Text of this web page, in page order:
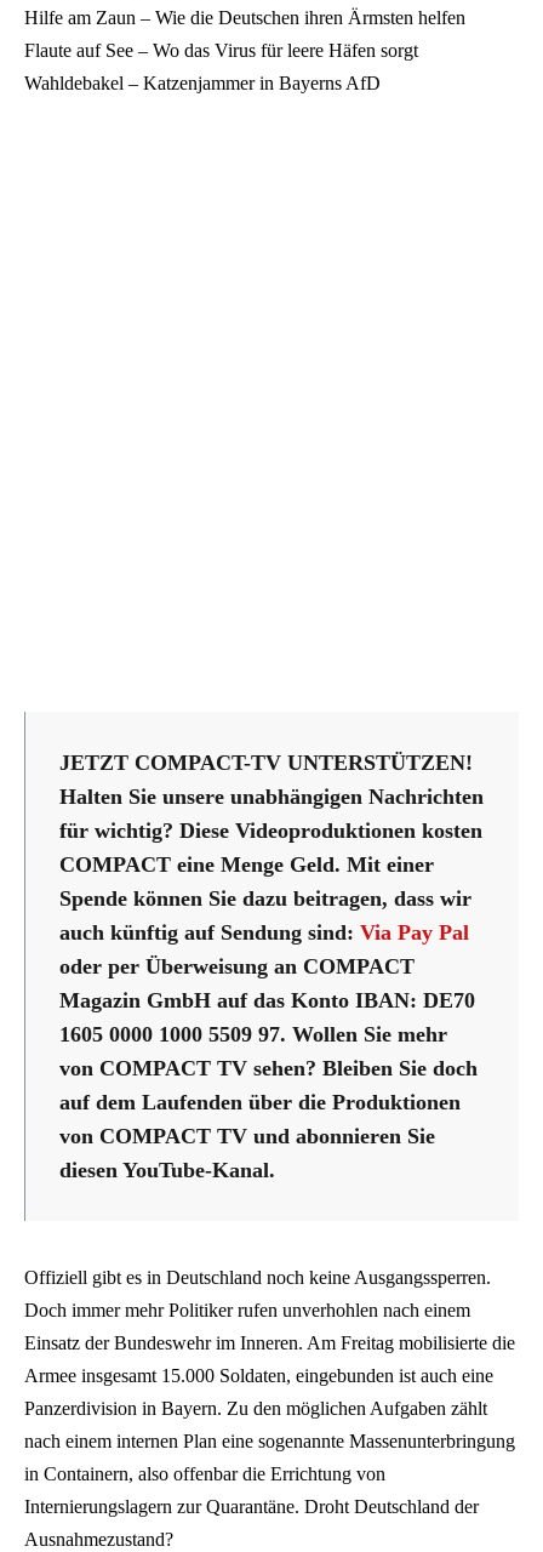
Hilfe am Zaun – Wie die Deutschen ihren Ärmsten helfen
Flaute auf See – Wo das Virus für leere Häfen sorgt
Wahldebakel – Katzenjammer in Bayerns AfD
JETZT COMPACT-TV UNTERSTÜTZEN!
Halten Sie unsere unabhängigen Nachrichten
für wichtig? Diese Videoproduktionen kosten
COMPACT eine Menge Geld. Mit einer
Spende können Sie dazu beitragen, dass wir
auch künftig auf Sendung sind: Via Pay Pal
oder per Überweisung an COMPACT
Magazin GmbH auf das Konto IBAN: DE70
1605 0000 1000 5509 97. Wollen Sie mehr
von COMPACT TV sehen? Bleiben Sie doch
auf dem Laufenden über die Produktionen
von COMPACT TV und abonnieren Sie
diesen YouTube-Kanal.
Offiziell gibt es in Deutschland noch keine Ausgangssperren.
Doch immer mehr Politiker rufen unverhohlen nach einem
Einsatz der Bundeswehr im Inneren. Am Freitag mobilisierte die
Armee insgesamt 15.000 Soldaten, eingebunden ist auch eine
Panzerdivision in Bayern. Zu den möglichen Aufgaben zählt
nach einem internen Plan eine sogenannte Massenunterbringung
in Containern, also offenbar die Errichtung von
Internierungslagern zur Quarantäne. Droht Deutschland der
Ausnahmezustand?